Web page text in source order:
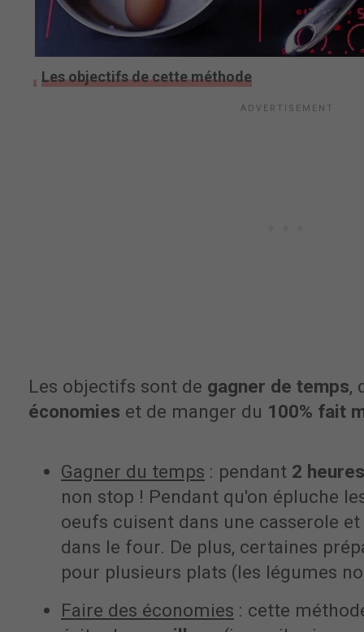
Les objectifs de cette méthode
Les objectifs sont de gagner de temps,
économies et de manger du 100% fait
Gagner du temps : pendant 2 heures
non stop ! Pendant qu'on épluche
oeufs cuisent dans une casserole
dans le four. De plus, certaines
pour plusieurs plats (les légumes
Faire des économies : cette